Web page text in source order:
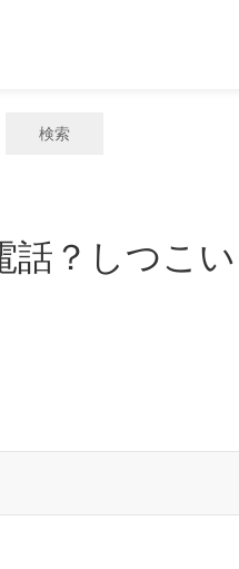
検索
話？しつこい